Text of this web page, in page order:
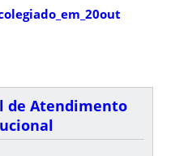
de Atendimento